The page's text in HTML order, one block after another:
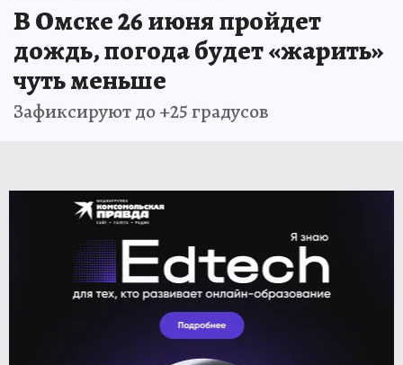
В Омске 26 июня пройдет
дождь, погода будет «жарить»
чуть меньше
Зафиксируют до +25 градусов